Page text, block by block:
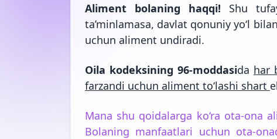
Aliment bolaning haqqi! Shu
ta’minlamasa, davlat qonuniy yo‘l
uchun aliment undiradi.
Oila kodeksining 96-moddasida har
farzandi uchun aliment to‘lashi shart
Mana shu qoidalarga ko‘ra ota-ona
Bolaning manfaatlari uchun ota-